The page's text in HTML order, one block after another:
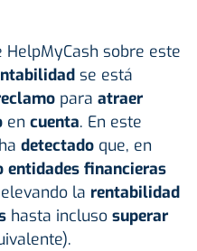
HelpMyCash sobre este
se está
para atraer
en cuenta. En este
ha detectado que, en
entidades financieras
elevando la rentabilidad
hasta incluso superar